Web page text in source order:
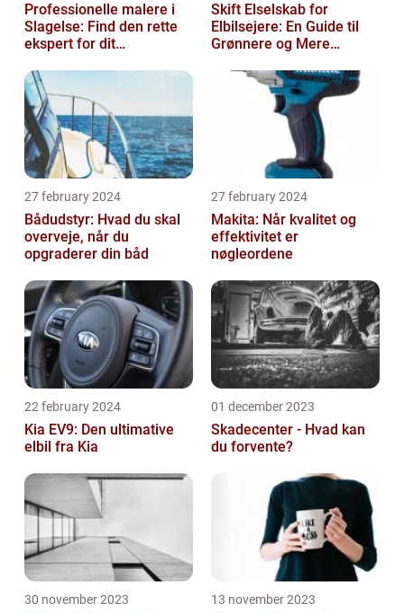
Professionelle malere i
Slagelse: Find den rette
ekspert for dit
Skift Elselskab for
Elbilsejere: En Guide til
Grønnere og Mere
27 february 2024
Bådudstyr: Hvad du skal
overveje, når du
opgraderer din båd
27 february 2024
Makita: Når kvalitet og
effektivitet er
nøgleordene
22 february 2024
Kia EV9: Den ultimative
elbil fra Kia
01 december 2023
Skadecenter - Hvad kan
du forvente?
30 november 2023 13 november 2023